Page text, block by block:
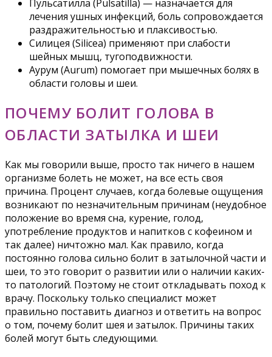
Пульсатилла (Pulsatilla) — назначается для
лечения ушных инфекций, боль сопровождается
раздражительностью и плаксивостью.
Силицея (Silicea) применяют при слабости
шейных мышц, тугоподвижности.
Аурум (Aurum) помогает при мышечных болях в
области головы и шеи.
ПОЧЕМУ БОЛИТ ГОЛОВА В
ОБЛАСТИ ЗАТЫЛКА И ШЕИ
Как мы говорили выше, просто так ничего в нашем
организме болеть не может, на все есть своя
причина. Процент случаев, когда болевые ощущения
возникают по незначительным причинам (неудобное
положение во время сна, курение, голод,
употребление продуктов и напитков с кофеином и
так далее) ничтожно мал. Как правило, когда
постоянно голова сильно болит в затылочной части и
шеи, то это говорит о развитии или о наличии каких-
то патологий. Поэтому не стоит откладывать поход к
врачу. Поскольку только специалист может
правильно поставить диагноз и ответить на вопрос
о том, почему болит шея и затылок. Причины таких
болей могут быть следующими.